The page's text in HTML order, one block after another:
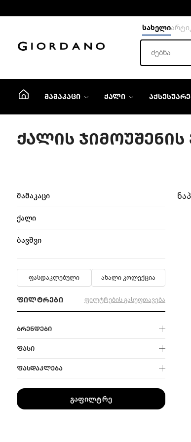
სახელი
ᲛᲐᲛᲐᲙᲐᲪᲘ ᲥᲐᲚᲘ
ᲥᲐᲚᲘᲡ ᲯᲘᲛᲝᲣᲨᲔᲜᲘᲡ
მამაკაცი
ქალი
ბავშვი
ფასდაკლებული ახალი კოლექცია
ᲤᲘᲚᲢᲠᲔᲑᲘ ფილტრების გასუფთავება
ᲑᲠᲔᲜᲓᲔᲑᲘ
ᲤᲐᲡᲘ
ᲤᲐᲡᲓᲐᲙᲚᲔᲑᲐ
გაფილტრე